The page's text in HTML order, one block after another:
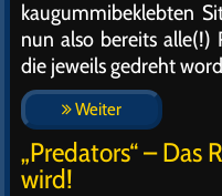
kaugummibeklebten
nun also bereits alle(!)
die jeweils gedreht
Weiter
„Predators“ – Das
wird!